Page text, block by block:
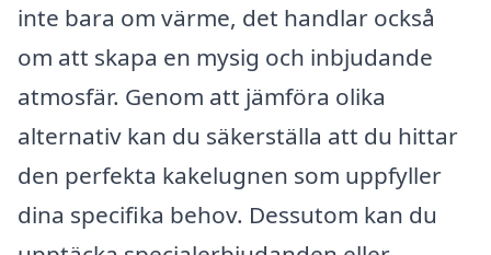
inte bara om värme, det handlar också
om att skapa en mysig och inbjudande
atmosfär. Genom att jämföra olika
alternativ kan du säkerställa att du hittar
den perfekta kakelugnen som uppfyller
dina specifika behov. Dessutom kan du